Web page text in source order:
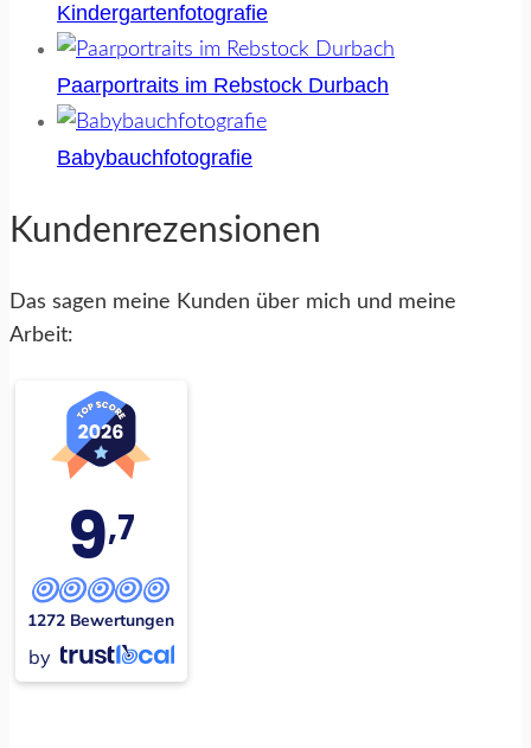
Kindergartenfotografie
Paarportraits im Rebstock Durbach
Babybauchfotografie
Kundenrezensionen
Das sagen meine Kunden über mich und meine
Arbeit:
9,7
1272 Bewertungen
by